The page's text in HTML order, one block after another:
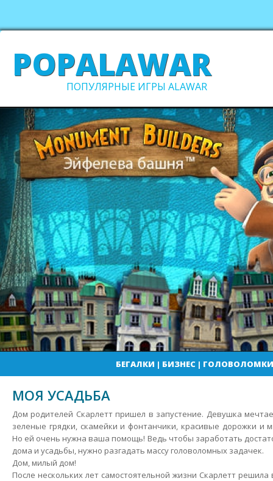
POPALAWAR
ПОПУЛЯРНЫЕ ИГРЫ ALAWAR
БЕГАЛКИ | БИЗНЕС| ГОЛОВОЛОМКИ
МОЯ УСАДЬБА
Дом родителей Скарлетт пришел в запустение. Девушка
зеленые грядки, скамейки и фонтанчики, красивые дорожки и
Но ей очень нужна ваша помощь! Ведь чтобы заработать
дома и усадьбы, нужно разгадать массу головоломных задачек.
Дом, милый дом!
После нескольких лет самостоятельной жизни Скарлетт